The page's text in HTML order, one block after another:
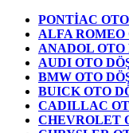
PONTİAC
ALFA ROMEO
ANADOL OTO
AUDI OTO
BMW OTO
BUICK OTO
CADILLAC
CHEVROLET